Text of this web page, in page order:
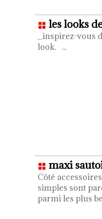
les looks
_inspirez-vous
look. ...
maxi
Côté
simples sont
parmi les plus